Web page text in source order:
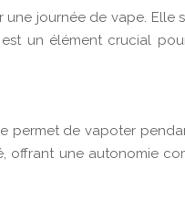
journée de vape.
un élément crucial
permet de vapoter
une autonomie